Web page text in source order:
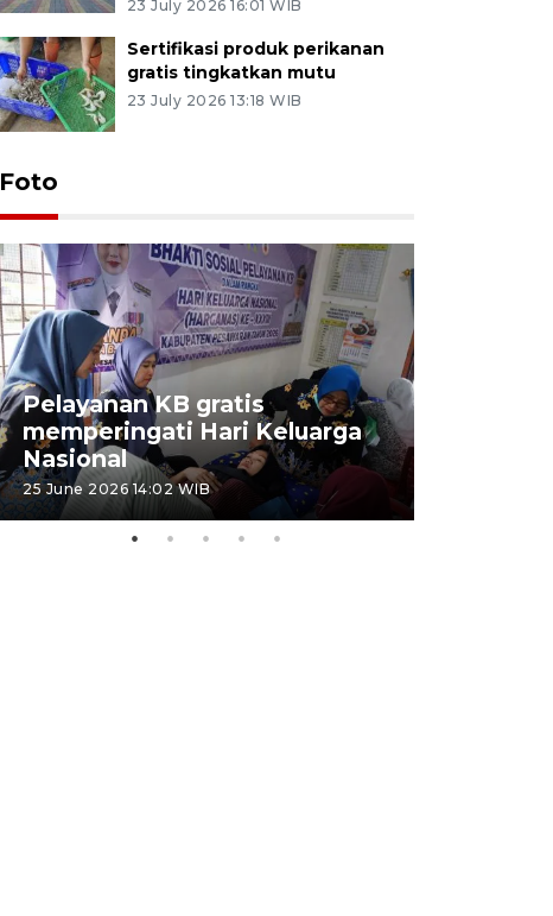
23 July 2026 16:01 WIB
Sertifikasi produk perikanan
gratis tingkatkan mutu
23 July 2026 13:18 WIB
Foto
Pelayanan KB gratis
memperingati Hari Keluarga
Nasional
25 June 2026 14:02 WIB